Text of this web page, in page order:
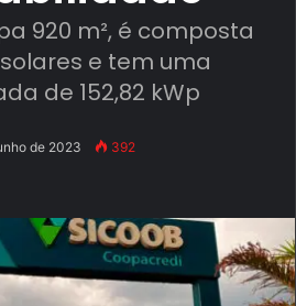
920 m², é composta
e tem uma
de 152,82 kWp
de 2023 392